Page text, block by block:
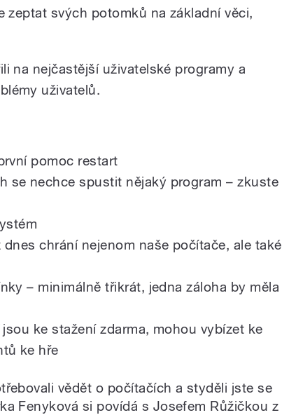
zeptat svých potomků na základní věci,
na nejčastější uživatelské programy a
uživatelů.
pomoc restart
se nechce spustit nějaký program – zkuste
chrání nejenom naše počítače, ale také
– minimálně třikrát, jedna záloha by měla
ke stažení zdarma, mohou vybízet ke
ke hře
vědět o počítačích a styděli jste se
Fenyková si povídá s Josefem Růžičkou z